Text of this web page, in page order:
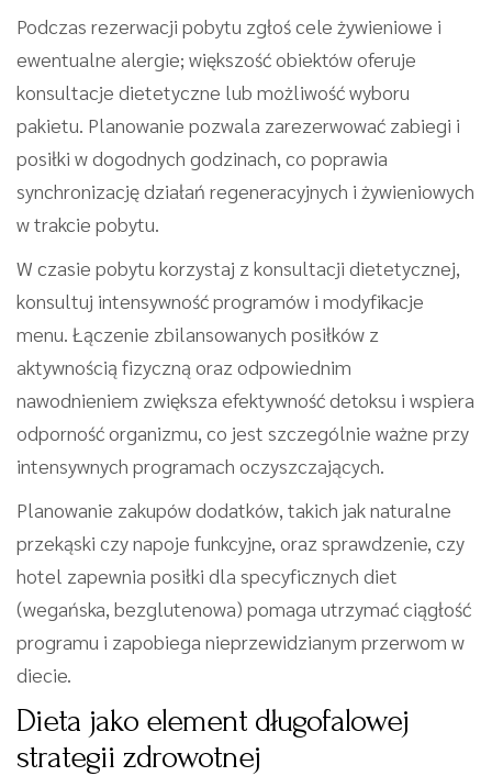
Podczas rezerwacji pobytu zgłoś cele żywieniowe i
ewentualne alergie; większość obiektów oferuje
konsultacje dietetyczne lub możliwość wyboru
pakietu. Planowanie pozwala zarezerwować zabiegi i
posiłki w dogodnych godzinach, co poprawia
synchronizację działań regeneracyjnych i żywieniowych
w trakcie pobytu.
W czasie pobytu korzystaj z konsultacji dietetycznej,
konsultuj intensywność programów i modyfikacje
menu. Łączenie zbilansowanych posiłków z
aktywnością fizyczną oraz odpowiednim
nawodnieniem zwiększa efektywność detoksu i wspiera
odporność organizmu, co jest szczególnie ważne przy
intensywnych programach oczyszczających.
Planowanie zakupów dodatków, takich jak naturalne
przekąski czy napoje funkcyjne, oraz sprawdzenie, czy
hotel zapewnia posiłki dla specyficznych diet
(wegańska, bezglutenowa) pomaga utrzymać ciągłość
programu i zapobiega nieprzewidzianym przerwom w
diecie.
Dieta jako element długofalowej
strategii zdrowotnej